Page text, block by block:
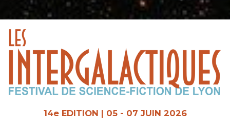
14e EDITION | 05 - 07 JUIN 2026